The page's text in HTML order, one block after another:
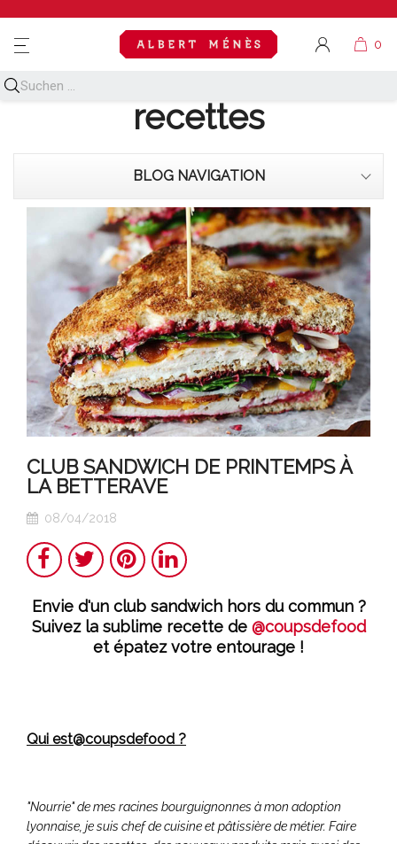
MENU
Découvrez toutes nos
recettes
BLOG NAVIGATION
CLUB SANDWICH DE PRINTEMPS À
LA BETTERAVE
08/04/2018
Envie d'un club sandwich hors du commun ?
Suivez la sublime recette de @coupsdefood
et épatez votre entourage !
Qui est@coupsdefood ?
"Nourrie" de mes racines bourguignonnes à mon adoption
lyonnaise, je suis chef de cuisine et pâtissière de métier. Faire